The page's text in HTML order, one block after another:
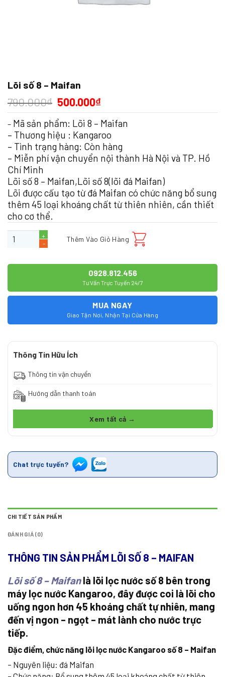
Lõi số 8 – Maifan
790.000₫ 500.000₫
– Mã sản phẩm: Lõi 8 – Maifan
– Thương hiệu : Kangaroo
– Tình trạng hàng: Còn hàng
– Miễn phí vận chuyển nội thành Hà Nội và TP. Hồ
Chí Minh
Lõi số 8 – Maifan,Lõi số 8(lõi đá Maifan)
Lõi được cấu tạo từ đá Maifan có chức năng bổ sung
thêm 45 loại khoáng chất từ thiên nhiên, cần thiết
cho cơ thể.
Lõi số 8 - Maifan số lượng
Thêm Vào Giỏ Hàng
0928.812.456
Tư Vấn Trực Tuyến 24/7
MUA NGAY
Giao Tận Nơi, Nhận Tại Cửa Hàng
Thông Tin Hữu Ích
Thông tin vận chuyển
Hướng dẫn thanh toán
Xem tất cả →
Chat trực tuyến?
CHI TIẾT SẢN PHẨM
ĐÁNH GIÁ (0)
THÔNG TIN SẢN PHẨM LÕI SỐ 8 – MAIFAN
Lõi số 8 – Maifanlà lõi lọc nước số 8 bên trong
máy lọc nước Kangaroo, đây được coi là lõi cho
uống ngon hơn 45 khoáng chất tự nhiên, mang
đến vị ngon – ngọt – mát lành cho nước trực
tiếp.
Đặc điểm, chức năng lõi lọc nước Kangaroo số 8 – Maifan
– Nguyên liệu: đá Maifan